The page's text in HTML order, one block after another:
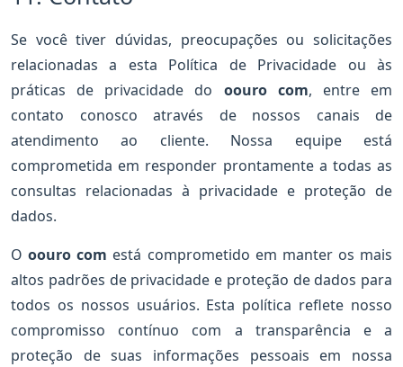
Se você tiver dúvidas, preocupações ou solicitações
relacionadas a esta Política de Privacidade ou às
práticas de privacidade do oouro com, entre em
contato conosco através de nossos canais de
atendimento ao cliente. Nossa equipe está
comprometida em responder prontamente a todas as
consultas relacionadas à privacidade e proteção de
dados.
Ooouro com está comprometido em manter os mais
altos padrões de privacidade e proteção de dados para
todos os nossos usuários. Esta política reflete nosso
compromisso contínuo com a transparência e a
proteção de suas informações pessoais em nossa